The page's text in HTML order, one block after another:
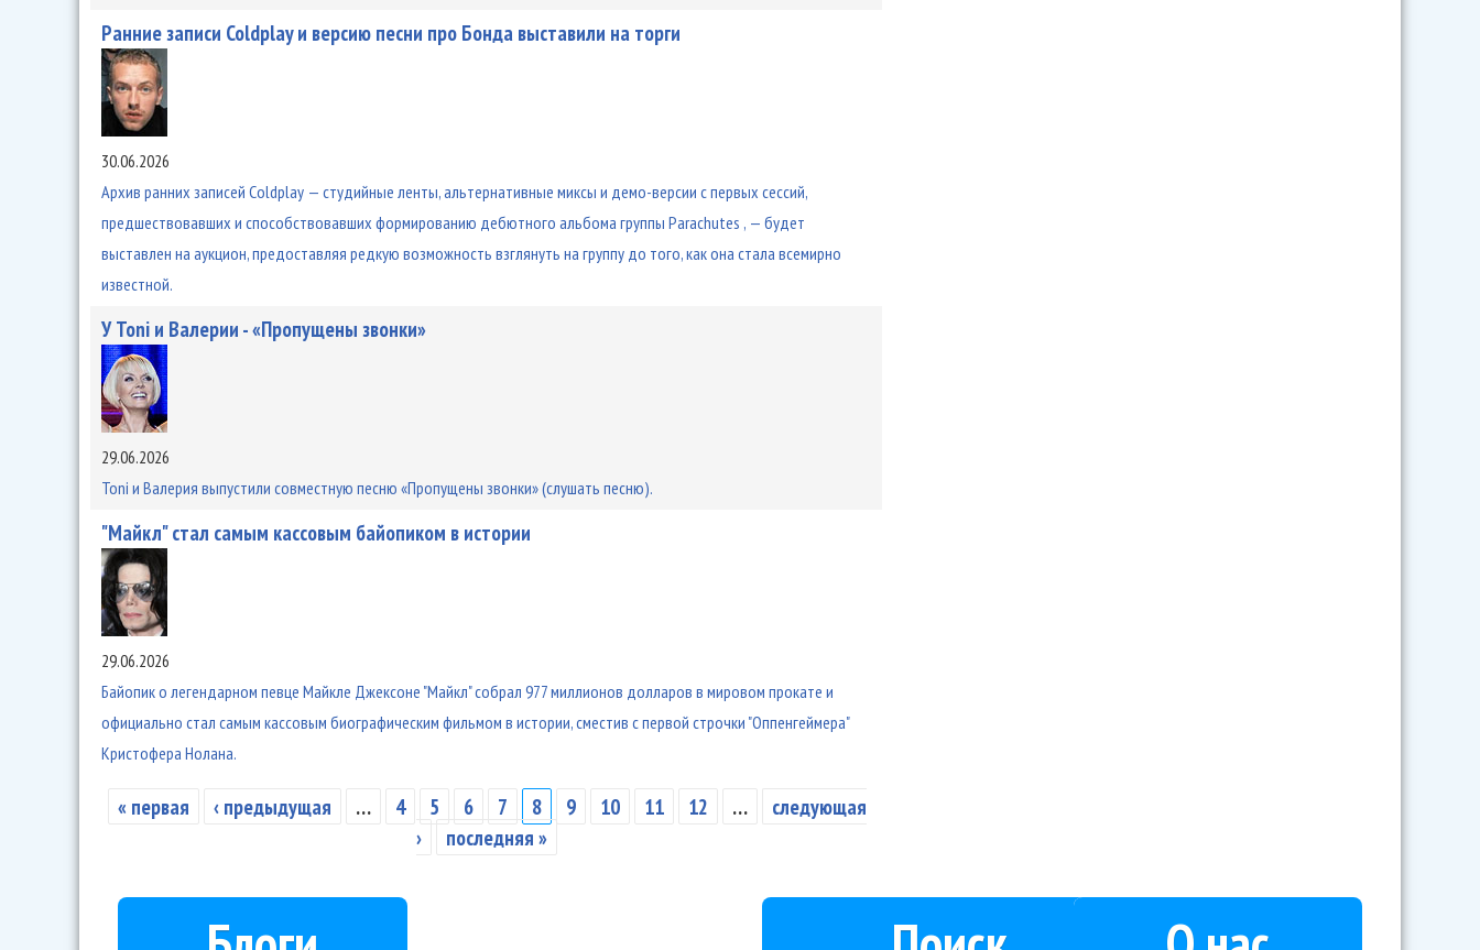
Ранние записи Coldplay и версию песни про Бонда выставили на торги
30.06.2026
Архив ранних записей Coldplay — студийные ленты, альтернативные миксы и демо-версии с первых сессий,
предшествовавших и способствовавших формированию дебютного альбома группы Parachutes , — будет
выставлен на аукцион, предоставляя редкую возможность взглянуть на группу до того, как она стала всемирно
известной.
У Toni и Валерии - «Пропущены звонки»
29.06.2026
Toni и Валерия выпустили совместную песню «Пропущены звонки» (слушать песню).
"Майкл" стал самым кассовым байопиком в истории
29.06.2026
Байопик о легендарном певце Майкле Джексоне "Майкл" собрал 977 миллионов долларов в мировом прокате и
официально стал самым кассовым биографическим фильмом в истории, сместив с первой строчки "Оппенгеймера"
Кристофера Нолана.
« первая ‹ предыдущая … 4 5 6 7 8 9 10 11 12 …
следующая
›
последняя »